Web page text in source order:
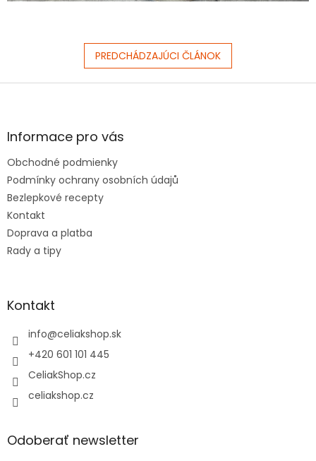
PREDCHÁDZAJÚCI ČLÁNOK
Z
ä
e
Informace pro vás
Obchodné podmienky
Podmínky ochrany osobních údajů
Bezlepkové recepty
Kontakt
Doprava a platba
Rady a tipy
Kontakt
info@celiakshop.sk
+420 601 101 445
CeliakShop.cz
celiakshop.cz
Odoberať newsletter